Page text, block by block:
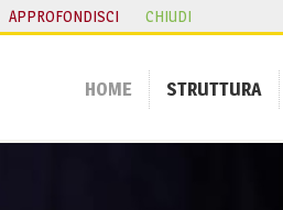
HOME STRUTTURA
APPROFONDISCI CHIUDI